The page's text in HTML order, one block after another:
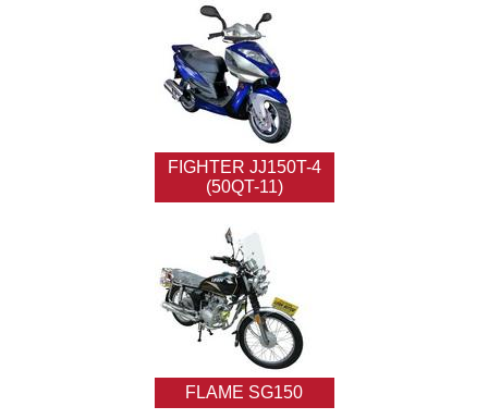
FIGHTER JJ150T-4
(50QT-11)
FLAME SG150